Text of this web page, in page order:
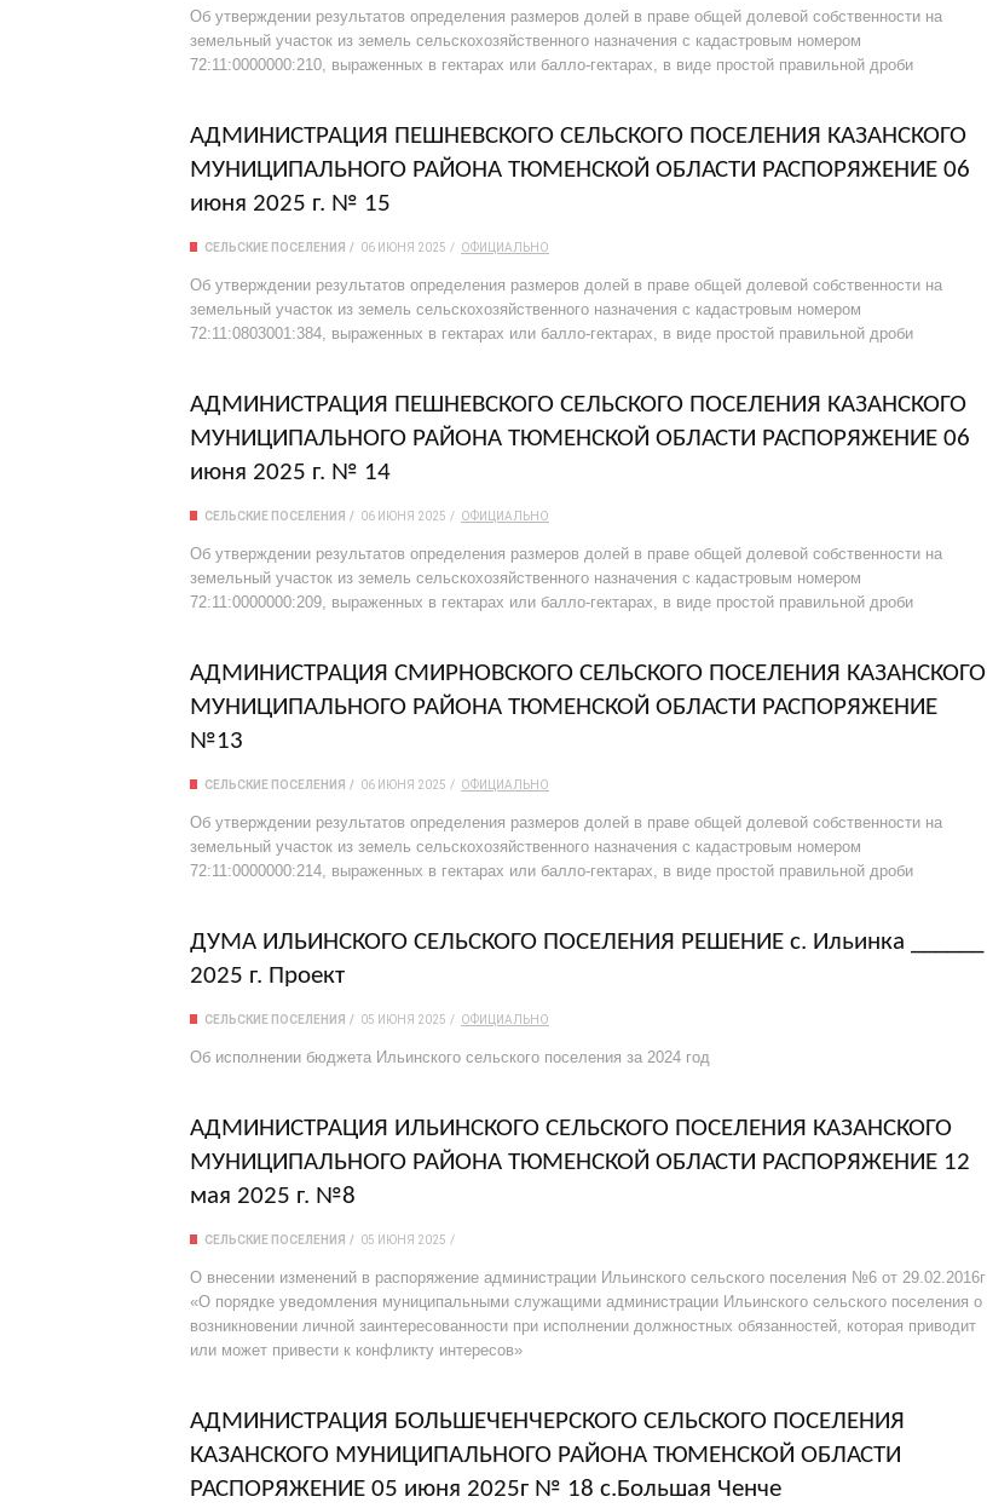
Об утверждении результатов определения размеров долей в праве общей долевой собственности на
земельный участок из земель сельскохозяйственного назначения с кадастровым номером
72:11:0000000:210, выраженных в гектарах или балло-гектарах, в виде простой правильной дроби
АДМИНИСТРАЦИЯ ПЕШНЕВСКОГО СЕЛЬСКОГО ПОСЕЛЕНИЯ КАЗАНСКОГО
МУНИЦИПАЛЬНОГО РАЙОНА ТЮМЕНСКОЙ ОБЛАСТИ РАСПОРЯЖЕНИЕ 06
июня 2025 г. № 15
СЕЛЬСКИЕ ПОСЕЛЕНИЯ 06 ИЮНЯ 2025 ОФИЦИАЛЬНО
Об утверждении результатов определения размеров долей в праве общей долевой собственности на
земельный участок из земель сельскохозяйственного назначения с кадастровым номером
72:11:0803001:384, выраженных в гектарах или балло-гектарах, в виде простой правильной дроби
АДМИНИСТРАЦИЯ ПЕШНЕВСКОГО СЕЛЬСКОГО ПОСЕЛЕНИЯ КАЗАНСКОГО
МУНИЦИПАЛЬНОГО РАЙОНА ТЮМЕНСКОЙ ОБЛАСТИ РАСПОРЯЖЕНИЕ 06
июня 2025 г. № 14
СЕЛЬСКИЕ ПОСЕЛЕНИЯ 06 ИЮНЯ 2025 ОФИЦИАЛЬНО
Об утверждении результатов определения размеров долей в праве общей долевой собственности на
земельный участок из земель сельскохозяйственного назначения с кадастровым номером
72:11:0000000:209, выраженных в гектарах или балло-гектарах, в виде простой правильной дроби
АДМИНИСТРАЦИЯ СМИРНОВСКОГО СЕЛЬСКОГО ПОСЕЛЕНИЯ КАЗАНСКОГО
МУНИЦИПАЛЬНОГО РАЙОНА ТЮМЕНСКОЙ ОБЛАСТИ РАСПОРЯЖЕНИЕ
№13
СЕЛЬСКИЕ ПОСЕЛЕНИЯ 06 ИЮНЯ 2025 ОФИЦИАЛЬНО
Об утверждении результатов определения размеров долей в праве общей долевой собственности на
земельный участок из земель сельскохозяйственного назначения с кадастровым номером
72:11:0000000:214, выраженных в гектарах или балло-гектарах, в виде простой правильной дроби
ДУМА ИЛЬИНСКОГО СЕЛЬСКОГО ПОСЕЛЕНИЯ РЕШЕНИЕ с. Ильинка ______
2025 г. Проект
СЕЛЬСКИЕ ПОСЕЛЕНИЯ 05 ИЮНЯ 2025 ОФИЦИАЛЬНО
Об исполнении бюджета Ильинского сельского поселения за 2024 год
АДМИНИСТРАЦИЯ ИЛЬИНСКОГО СЕЛЬСКОГО ПОСЕЛЕНИЯ КАЗАНСКОГО
МУНИЦИПАЛЬНОГО РАЙОНА ТЮМЕНСКОЙ ОБЛАСТИ РАСПОРЯЖЕНИЕ 12
мая 2025 г. №8
СЕЛЬСКИЕ ПОСЕЛЕНИЯ 05 ИЮНЯ 2025
О внесении изменений в распоряжение администрации Ильинского сельского поселения №6 от 29.02.2016г
«О порядке уведомления муниципальными служащими администрации Ильинского сельского поселения о
возникновении личной заинтересованности при исполнении должностных обязанностей, которая приводит
или может привести к конфликту интересов»
АДМИНИСТРАЦИЯ БОЛЬШЕЧЕНЧЕРСКОГО СЕЛЬСКОГО ПОСЕЛЕНИЯ
КАЗАНСКОГО МУНИЦИПАЛЬНОГО РАЙОНА ТЮМЕНСКОЙ ОБЛАСТИ
РАСПОРЯЖЕНИЕ 05 июня 2025г № 18 с.Большая Ченче